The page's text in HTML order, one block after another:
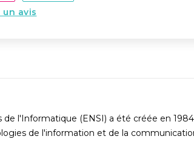
un avis
de l'Informatique (ENSI) a été créée en
de l'information et de la